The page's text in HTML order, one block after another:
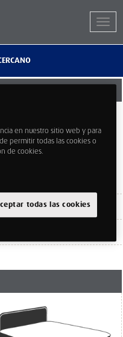
en nuestro sitio web y para
permitir todas las cookies o
de cookies.
todas las cookies